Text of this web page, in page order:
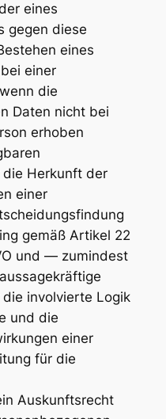
eines
gegen diese
eines
einer
die
Daten nicht bei
erhoben
Herkunft der
einer
gemäß Artikel 22
und — zumindest
involvierte Logik
und die
einer
für die
Auskunftsrecht